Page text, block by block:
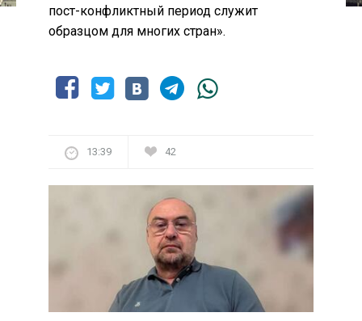
пост-конфликтный период служит
образцом для многих стран».
13:39 42